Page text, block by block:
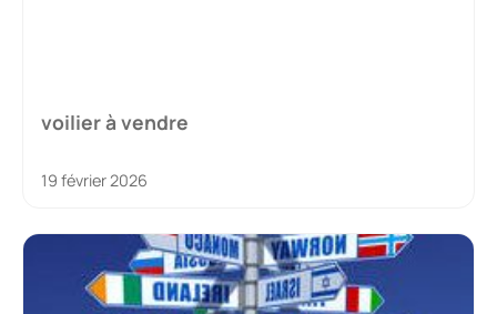
voilier à vendre
19 février 2026